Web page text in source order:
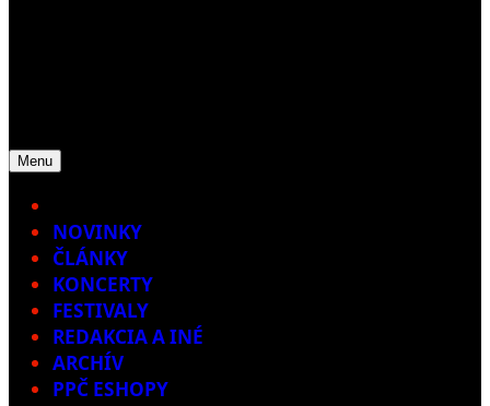
Menu
NOVINKY
ČLÁNKY
KONCERTY
FESTIVALY
REDAKCIA A INÉ
ARCHÍV
PPČ ESHOPY